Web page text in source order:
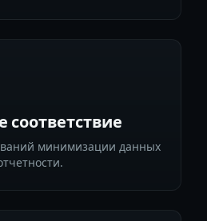
соответствие
минимизации данных